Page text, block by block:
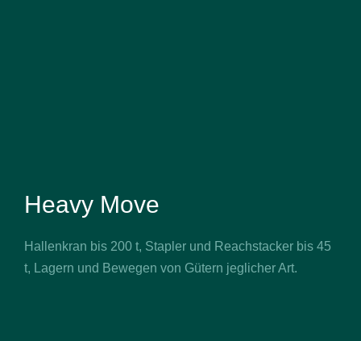
Heavy Move
Hallenkran bis 200 t, Stapler und Reachstacker bis 45
t, Lagern und Bewegen von Gütern jeglicher Art.